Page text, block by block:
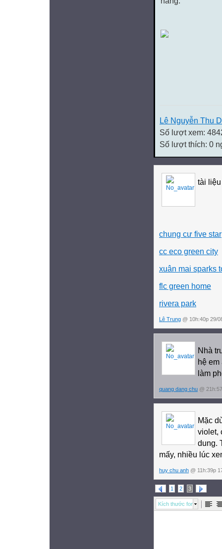
Lê Nguyễn Thu
Số lượt xem:
Số lượt thích: 0
tài
chung cư five star
cc eco green city
xuân mai sparks
flc green home
rivera park
Lê Trung @ 10h:40p 29/
Nhà
hệ
làm
quang dang chu @
Mặc
violet,
dung.
mấy, nhiều lúc
huy chu anh @ 11h:39p
1 2 3
Kích thước font